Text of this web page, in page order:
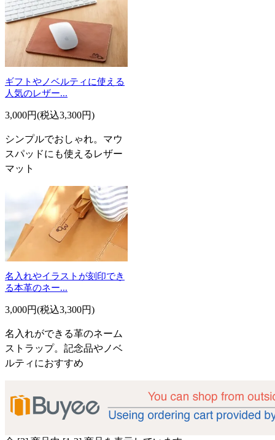
ギフトやノベルティに使える
人気のレザー...
3,000円(税込3,300円)
シンプルでおしゃれ。マウ
スパッドにも使えるレザー
マット
名入れやイラストが刻印でき
る本革のネー...
3,000円(税込3,300円)
名入れができる革のネーム
ストラップ。記念品やノベ
ルティにおすすめ